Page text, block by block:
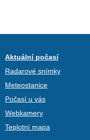
Aktuální počasí
Radarové snímky
Meteostanice
Počasí u vás
Webkamery
Teplotní mapa